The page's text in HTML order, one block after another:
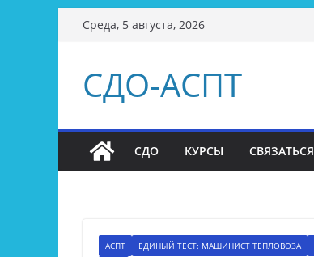
Перейти
Среда, 5 августа, 2026
СДО-АСПТ
СДО КУРСЫ СВЯЗАТЬСЯ
АСПТ ЕДИНЫЙ ТЕСТ: МАШИНИСТ ТЕПЛОВОЗА